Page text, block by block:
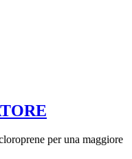
per una maggiore